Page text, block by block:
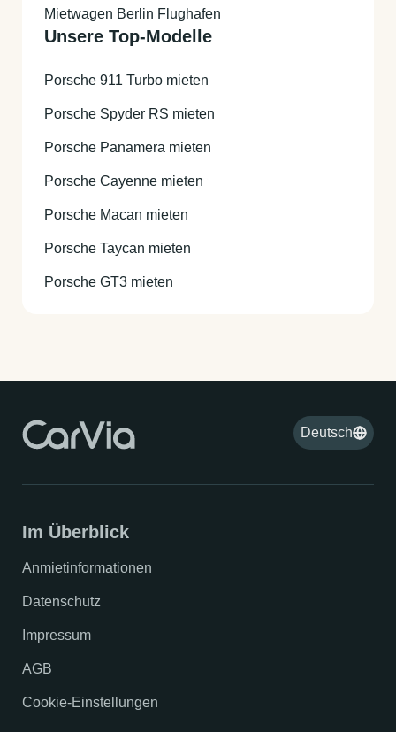
Mietwagen Berlin Flughafen
Unsere Top-Modelle
Porsche 911 Turbo mieten
Porsche Spyder RS mieten
Porsche Panamera mieten
Porsche Cayenne mieten
Porsche Macan mieten
Porsche Taycan mieten
Porsche GT3 mieten
Deutsch
Im Überblick
Anmietinformationen
Datenschutz
Impressum
AGB
Cookie-Einstellungen